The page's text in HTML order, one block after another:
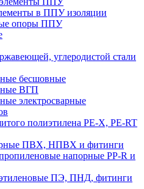
в ППУ изоляции
опоры ППУ
углеродистой стали
бесшовные
ВГП
электросварные
полиэтилена PE-X, PE-RT
ПВХ, НПВХ и фитинги
напорные PP-R и
ПЭ, ПНД, фитинги